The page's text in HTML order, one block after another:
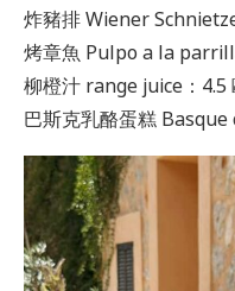
炸豬排 Wiener
烤章魚 Pulpo a la
柳橙汁 range juice：4.5
巴斯克乳酪蛋糕